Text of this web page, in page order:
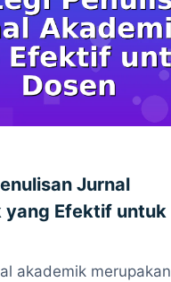
Jurnal
yang Efektif untuk
akademik merupakan